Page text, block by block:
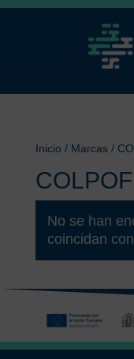
Inicio / Marcas /
No se han
coincidan